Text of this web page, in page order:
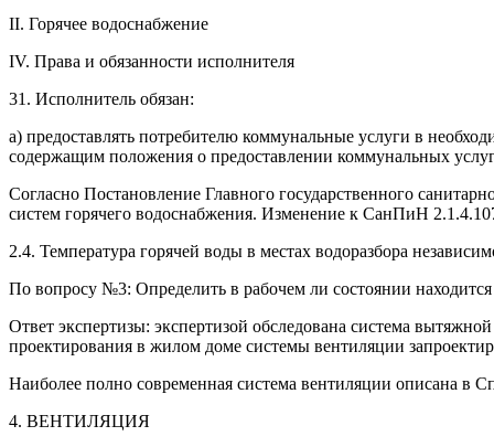
II. Горячее водоснабжение
IV. Права и обязанности исполнителя
31. Исполнитель обязан:
а) предоставлять потребителю коммунальные услуги в
содержащим положения о предоставлении коммунальных
Согласно Постановление Главного государственного
систем горячего водоснабжения. Изменение к СанПиН
2.4. Температура горячей воды в местах водоразбора
По вопросу №3: Определить в рабочем ли состоянии
Ответ экспертизы: экспертизой обследована система
проектирования в жилом доме системы вентиляции
Наиболее полно современная система вентиляции описана
4. ВЕНТИЛЯЦИЯ